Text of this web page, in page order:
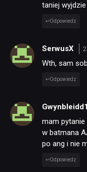
taniej
Odpowiedz
SerwusX
Wth, sam
Odpowiedz
mam
w batmana
po ang i nie
Odpowiedz